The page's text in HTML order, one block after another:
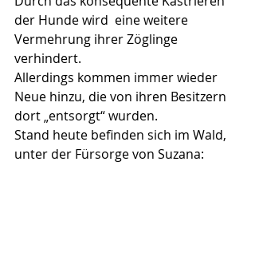
der Hunde wird  eine weitere
Vermehrung ihrer Zöglinge
verhindert.
Allerdings kommen immer wieder
Neue hinzu, die von ihren Besitzern
dort „entsorgt“ wurden.
Stand heute befinden sich im Wald,
unter der Fürsorge von Suzana: